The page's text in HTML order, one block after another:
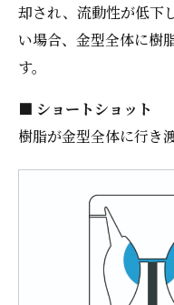
却され、流動性が低下
い場合、金型全体に樹
す。
■ ショートショット
樹脂が金型全体に行き